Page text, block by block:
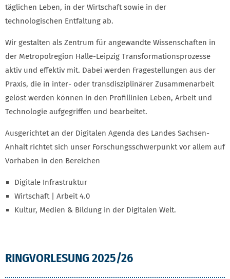
täglichen Leben, in der Wirtschaft sowie in der
technologischen Entfaltung ab.
Wir gestalten als Zentrum für angewandte Wissenschaften in
der Metropolregion Halle-Leipzig Transformationsprozesse
aktiv und effektiv mit. Dabei werden Fragestellungen aus der
Praxis, die in inter- oder transdisziplinärer Zusammenarbeit
gelöst werden können in den Profillinien Leben, Arbeit und
Technologie aufgegriffen und bearbeitet.
Ausgerichtet an der Digitalen Agenda des Landes Sachsen-
Anhalt richtet sich unser Forschungsschwerpunkt vor allem auf
Vorhaben in den Bereichen
Digitale Infrastruktur
Wirtschaft | Arbeit 4.0
Kultur, Medien & Bildung in der Digitalen Welt.
RINGVORLESUNG 2025/26